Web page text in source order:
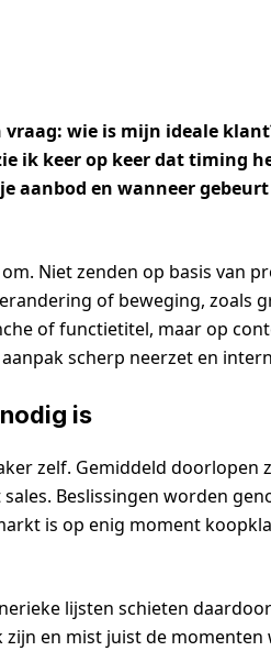
wie is mijn ideale
ik keer op keer dat timing
aanbod en wanneer
Niet zenden op basis van
of beweging, zoals
of functietitel, maar op
scherp neerzet en
is
zelf. Gemiddeld doorlopen
Beslissingen worden
is op enig moment
lijsten schieten
en mist juist de momenten